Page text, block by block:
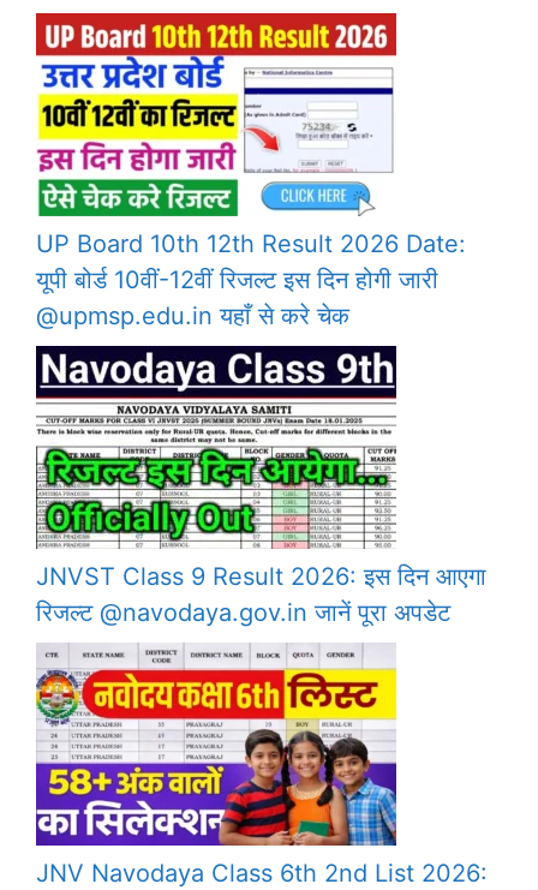
UP Board 10th 12th Result 2026 Date:
यूपी बोर्ड 10वीं-12वीं रिजल्ट इस दिन होगी जारी
@upmsp.edu.in यहाँ से करे चेक
JNVST Class 9 Result 2026: इस दिन आएगा
रिजल्ट @navodaya.gov.in जानें पूरा अपडेट
JNV Navodaya Class 6th 2nd List 2026: